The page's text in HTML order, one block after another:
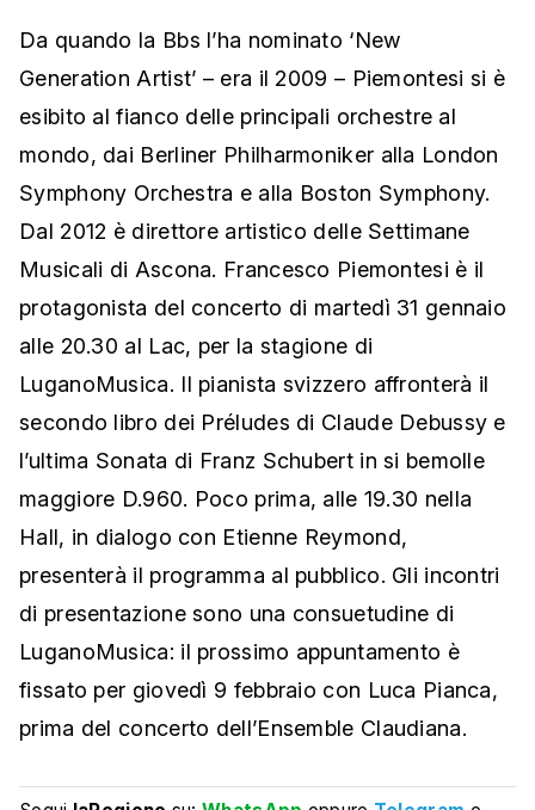
Da quando la Bbs l’ha nominato ‘New
Generation Artist’ – era il 2009 – Piemontesi si è
esibito al fianco delle principali orchestre al
mondo, dai Berliner Philharmoniker alla London
Symphony Orchestra e alla Boston Symphony.
Dal 2012 è direttore artistico delle Settimane
Musicali di Ascona. Francesco Piemontesi è il
protagonista del concerto di martedì 31 gennaio
alle 20.30 al Lac, per la stagione di
LuganoMusica. Il pianista svizzero affronterà il
secondo libro dei Préludes di Claude Debussy e
l’ultima Sonata di Franz Schubert in si bemolle
maggiore D.960. Poco prima, alle 19.30 nella
Hall, in dialogo con Etienne Reymond,
presenterà il programma al pubblico. Gli incontri
di presentazione sono una consuetudine di
LuganoMusica: il prossimo appuntamento è
fissato per giovedì 9 febbraio con Luca Pianca,
prima del concerto dell’Ensemble Claudiana.